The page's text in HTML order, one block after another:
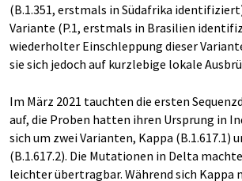
(B.1.351, erstmals in Südafrika
Variante (P.1, erstmals in Brasilien
wiederholter Einschleppung dieser
sie sich jedoch auf kurzlebige lokale
Im März 2021 tauchten die ersten
auf, die Proben hatten ihren Ursprung in
sich um zwei Varianten, Kappa (B.1.617.1)
(B.1.617.2). Die Mutationen in Delta
leichter übertragbar. Während sich Kappa